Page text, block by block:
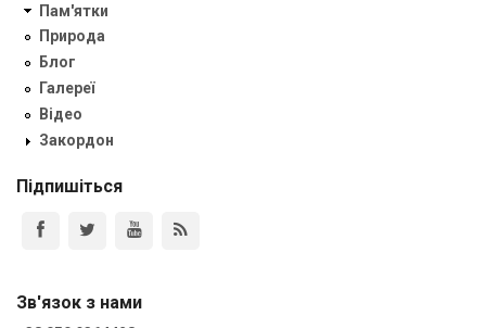
Пам'ятки
Природа
Блог
Галереї
Відео
Закордон
Підпишіться
Зв'язок з нами